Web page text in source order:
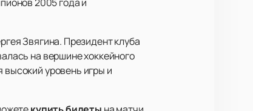
Звягина. Президент клуба
на вершине хоккейного
уровень игры и